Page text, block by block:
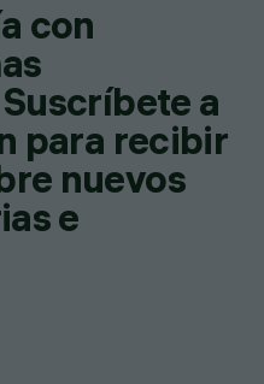
con
a
para recibir
nuevos
e